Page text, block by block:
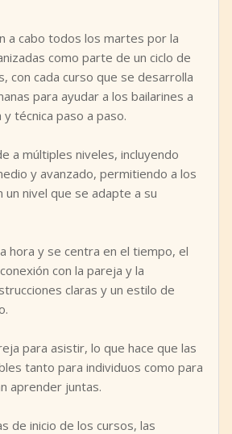
a cabo todos los martes por la
como parte de un ciclo de
con cada curso que se desarrolla
para ayudar a los bailarines a
técnica paso a paso.
a múltiples niveles, incluyendo
y avanzado, permitiendo a los
un nivel que se adapte a su
hora y se centra en el tiempo, el
con la pareja y la
claras y un estilo de
para asistir, lo que hace que las
tanto para individuos como para
aprender juntas.
de inicio de los cursos, las